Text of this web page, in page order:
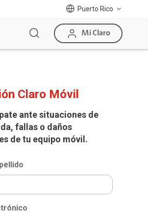
Puerto Rico
Mi Claro
Claro Móvil
ante situaciones de
fallas o daños
de tu equipo móvil.